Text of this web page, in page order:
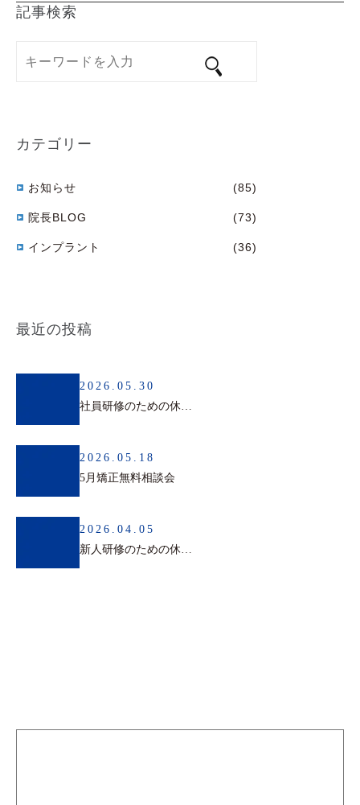
記事検索
カテゴリー
お知らせ (85)
院長BLOG (73)
インプラント (36)
最近の投稿
2026.05.30
2026.05.18
5月矯正無料相談会
2026.04.05